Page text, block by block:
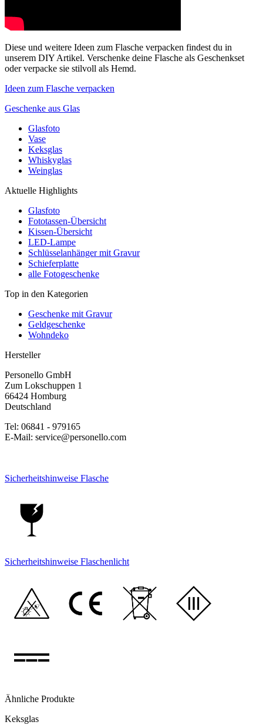
Diese und weitere Ideen zum Flasche verpacken findest du in
unserem DIY Artikel. Verschenke deine Flasche als Geschenkset
oder verpacke sie stilvoll als Hemd.
Ideen zum Flasche verpacken
Geschenke aus Glas
Glasfoto
Vase
Keksglas
Whiskyglas
Weinglas
Aktuelle Highlights
Glasfoto
Fototassen-Übersicht
Kissen-Übersicht
LED-Lampe
Schlüsselanhänger mit Gravur
Schieferplatte
alle Fotogeschenke
Top in den Kategorien
Geschenke mit Gravur
Geldgeschenke
Wohndeko
Hersteller
Personello GmbH
Zum Lokschuppen 1
66424 Homburg
Deutschland
Tel: 06841 - 979165
E-Mail: service@personello.com
Sicherheitshinweise Flasche
Sicherheitshinweise Flaschenlicht
Ähnliche Produkte
Keksglas